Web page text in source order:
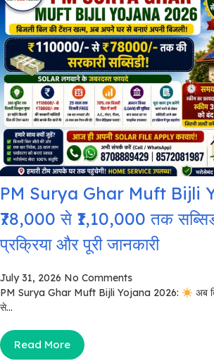
PM Surya Ghar Muft Bijli
₹78,000 से ₹1,10,000 तक
प्रक्रिया और पूरी जानकारी
July 31, 2026 No Comments
PM Surya Ghar Muft Bijli Yojana 2026:
अब
से...
Read More